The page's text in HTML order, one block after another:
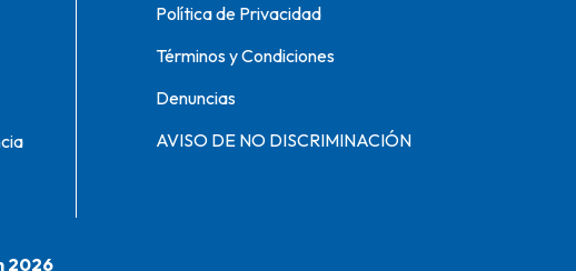
Política de Privacidad
Términos y Condiciones
Denuncias
AVISO DE NO DISCRIMINACIÓN
2026